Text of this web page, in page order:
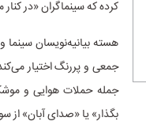
کرده که سینماگران «در کنار
هسته بیانیه‌نویسان
جمله حملات هوایی و
بگذار» یا «صدای آبان»